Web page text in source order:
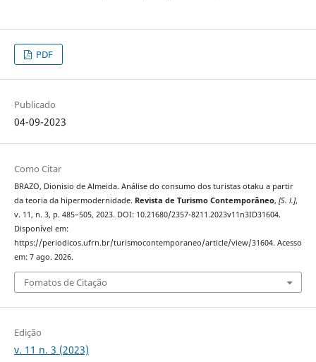
PDF
Publicado
04-09-2023
Como Citar
BRAZO, Dionisio de Almeida. Análise do consumo dos turistas otaku a partir
da teoria da hipermodernidade. Revista de Turismo Contemporâneo, [S. l.],
v. 11, n. 3, p. 485–505, 2023. DOI: 10.21680/2357-8211.2023v11n3ID31604.
Disponível em:
https://periodicos.ufrn.br/turismocontemporaneo/article/view/31604. Acesso
em: 7 ago. 2026.
Fomatos de Citação
Edição
v. 11 n. 3 (2023)